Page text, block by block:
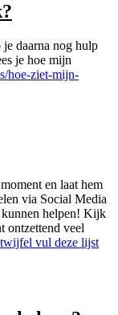
je daarna nog hulp
je hoe mijn
hoe-ziet-mijn-
en laat hem
via Social Media
kunnen helpen! Kijk
ontzettend veel
vul deze lijst